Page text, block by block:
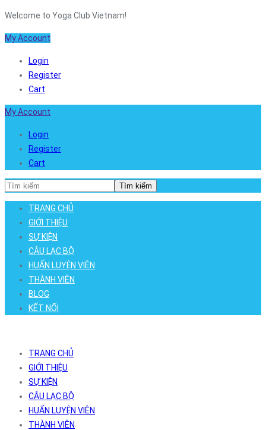
Welcome to Yoga Club Vietnam!
My Account
Login
Register
Cart
My Account
Login
Register
Cart
Tìm kiếm
TRANG CHỦ
GIỚI THIỆU
SỰ KIỆN
CÂU LẠC BỘ
HUẤN LUYỆN VIÊN
THÀNH VIÊN
BLOG
KẾT NỐI
TRANG CHỦ
GIỚI THIỆU
SỰ KIỆN
CÂU LẠC BỘ
HUẤN LUYỆN VIÊN
THÀNH VIÊN